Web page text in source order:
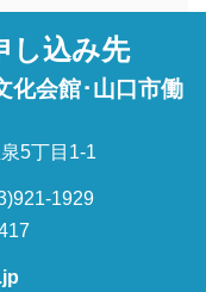
し込み先
化会館･山口市働
5丁目1-1
1929